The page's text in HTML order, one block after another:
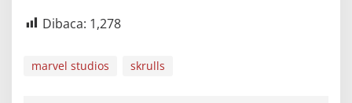
Dibaca: 1,278
marvel studios skrulls